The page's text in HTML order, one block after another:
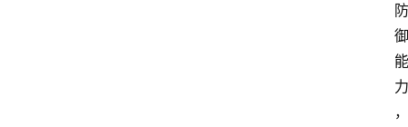
防
御
能
力
，